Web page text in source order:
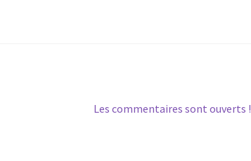
Article
Les commentaires sont ouverts